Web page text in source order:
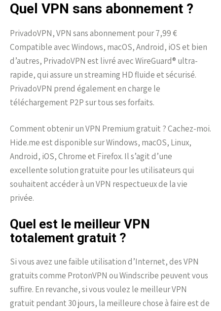
Quel VPN sans abonnement ?
PrivadoVPN, VPN sans abonnement pour 7,99 €
Compatible avec Windows, macOS, Android, iOS et bien
d’autres, PrivadoVPN est livré avec WireGuard® ultra-
rapide, qui assure un streaming HD fluide et sécurisé.
PrivadoVPN prend également en charge le
téléchargement P2P sur tous ses forfaits.
Comment obtenir un VPN Premium gratuit ? Cachez-moi.
Hide.me est disponible sur Windows, macOS, Linux,
Android, iOS, Chrome et Firefox. Il s’agit d’une
excellente solution gratuite pour les utilisateurs qui
souhaitent accéder à un VPN respectueux de la vie
privée.
Quel est le meilleur VPN
totalement gratuit ?
Si vous avez une faible utilisation d’Internet, des VPN
gratuits comme ProtonVPN ou Windscribe peuvent vous
suffire. En revanche, si vous voulez le meilleur VPN
gratuit pendant 30 jours, la meilleure chose à faire est de